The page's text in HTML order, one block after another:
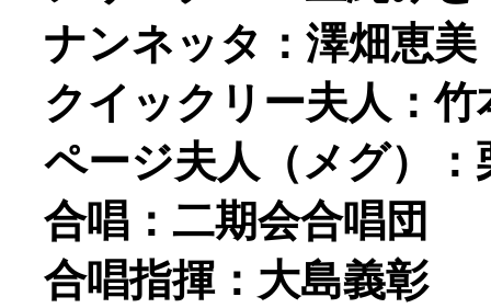
ナンネッタ：澤畑恵美
クイックリー夫人：竹
ページ夫人（メグ）：
合唱：二期会合唱団
合唱指揮：大島義彰